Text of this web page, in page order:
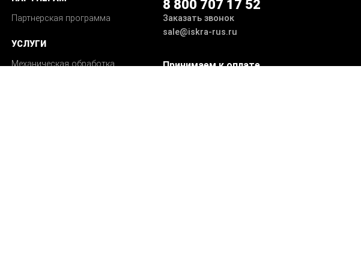
Партнерская программа
УСЛУГИ
Механическая обработка
8 800 707 17 52
Заказать звонок
sale@iskra-rus.ru
Принимаем к оплате